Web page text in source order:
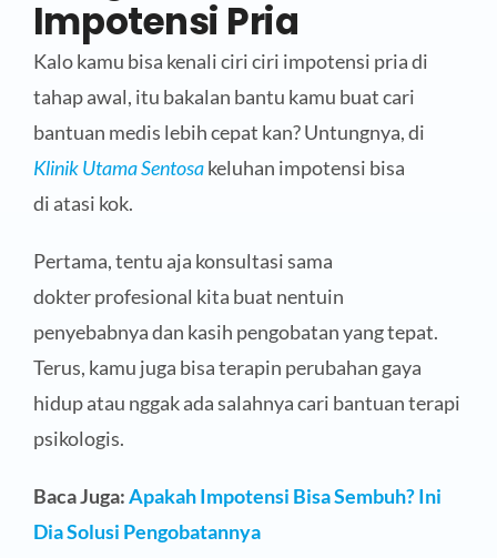
Impotensi Pria
Kalo kamu bisa kenali ciri ciri impotensi pria di
tahap awal, itu bakalan bantu kamu buat cari
bantuan medis lebih cepat kan? Untungnya, di
Klinik Utama Sentosakeluhan impotensi bisa
di atasi kok.
Pertama, tentu aja konsultasi sama
dokter profesional kita buat nentuin
penyebabnya dan kasih pengobatan yang tepat.
Terus, kamu juga bisa terapin perubahan gaya
hidup atau nggak ada salahnya cari bantuan terapi
psikologis.
Baca Juga:Apakah Impotensi Bisa Sembuh? Ini
Dia Solusi Pengobatannya